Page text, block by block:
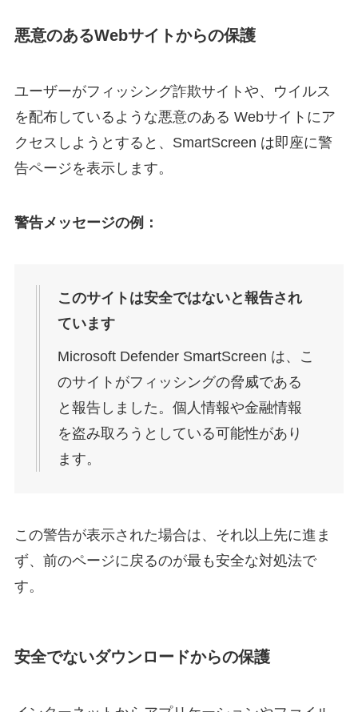
悪意のあるWebサイトからの保護
ユーザーがフィッシング詐欺サイトや、ウイルス
を配布しているような悪意のある Webサイトにア
クセスしようとすると、SmartScreen は即座に警
告ページを表示します。
警告メッセージの例：
このサイトは安全ではないと報告され
ています
Microsoft Defender SmartScreen は、こ
のサイトがフィッシングの脅威である
と報告しました。個人情報や金融情報
を盗み取ろうとしている可能性があり
ます。
この警告が表示された場合は、それ以上先に進ま
ず、前のページに戻るのが最も安全な対処法で
す。
安全でないダウンロードからの保護